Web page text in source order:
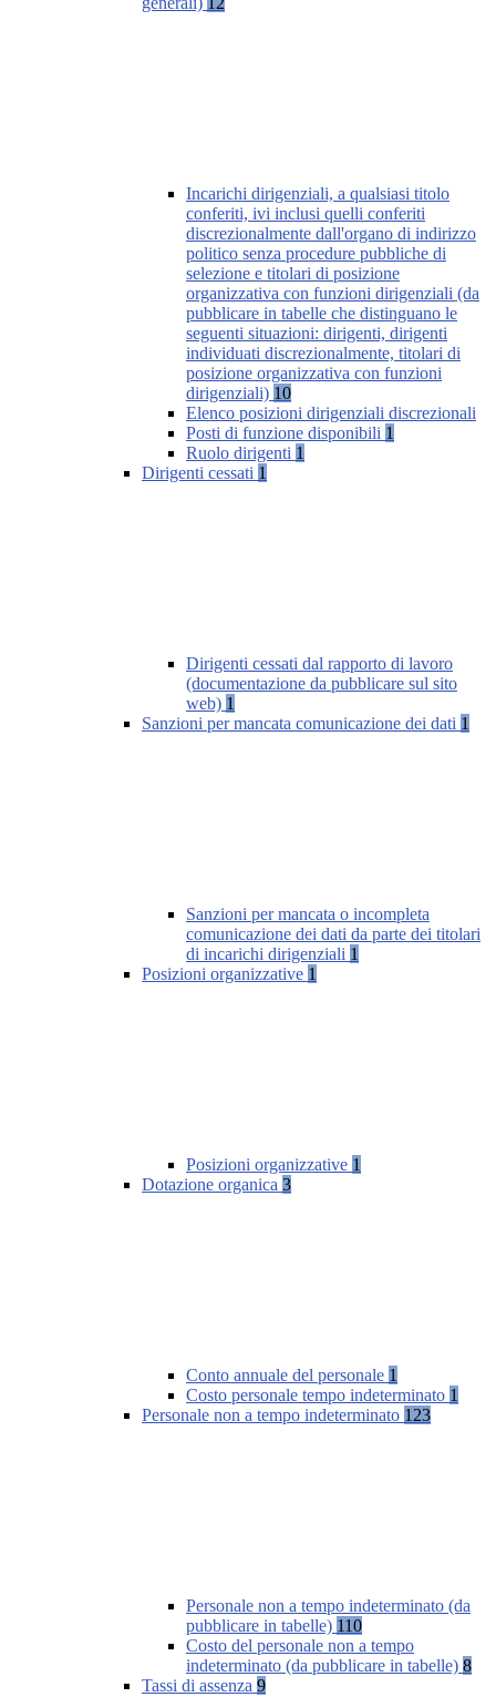
Incarichi dirigenziali, a qualsiasi titolo
conferiti, ivi inclusi quelli conferiti
discrezionalmente dall'organo di indirizzo
politico senza procedure pubbliche di
selezione e titolari di posizione
organizzativa con funzioni dirigenziali (da
pubblicare in tabelle che distinguano le
seguenti situazioni: dirigenti, dirigenti
individuati discrezionalmente, titolari di
posizione organizzativa con funzioni
dirigenziali) 10
Elenco posizioni dirigenziali discrezionali
Posti di funzione disponibili 1
Ruolo dirigenti 1
Dirigenti cessati 1
Dirigenti cessati dal rapporto di lavoro
(documentazione da pubblicare sul sito
web) 1
Sanzioni per mancata comunicazione dei dati 1
Sanzioni per mancata o incompleta
comunicazione dei dati da parte dei titolari
di incarichi dirigenziali 1
Posizioni organizzative 1
Posizioni organizzative 1
Dotazione organica 3
Conto annuale del personale 1
Costo personale tempo indeterminato 1
Personale non a tempo indeterminato 123
Personale non a tempo indeterminato (da
pubblicare in tabelle) 110
Costo del personale non a tempo
indeterminato (da pubblicare in tabelle) 8
Tassi di assenza 9